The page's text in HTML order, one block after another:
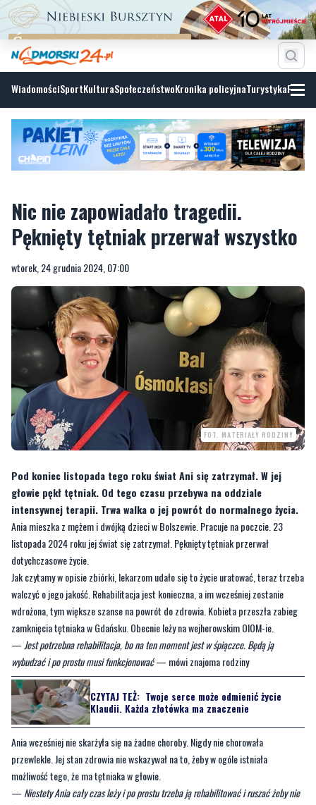
WiadomościSportKulturaSpołeczeństwoKronika policyjnaTurystyka
Nic nie zapowiadało tragedii.
wtorek, 24 grudnia 2024, 07:00
FOT. MATERIAŁY RODZINY
Pod koniec listopada tego roku świat Ani się zatrzymał. W jej
głowie pękł tętniak. Od tego czasu przebywa na oddziale
Ania mieszka z mężem i dwójką dzieci w Bolszewie. Pracuje na poczcie. 23
listopada 2024 roku jej świat się zatrzymał. Pęknięty tętniak przerwał
dotychczasowe życie.
Jak czytamy w opisie zbiórki, lekarzom udało się to życie uratować, teraz trzeba
walczyć o jego jakość. Rehabilitacja jest konieczna, a im wcześniej zostanie
wdrożona, tym większe szanse na powrót do zdrowia. Kobieta przeszła zabieg
zamknięcia tętniaka w Gdańsku. Obecnie leży na wejherowskim OIOM-ie.
—Jest potrzebna rehabilitacja, bo na ten moment jest w śpiączce. Będą ją
wybudzać i po prostu musi funkcjonować— mówi znajoma rodziny
CZYTAJ TEŻ:Twoje serce może odmienić życie
Klaudii. Każda złotówka ma znaczenie
Ania wcześniej nie skarżyła się na żadne choroby. Nigdy nie chorowała
przewlekle. Jej stan zdrowia nie wskazywał na to, żeby w ogóle istniała
możliwość tego, że ma tętniaka w głowie.
—Niestety Ania cały czas leży i po prostu trzeba ją rehabilitować i ruszać żeby nie
dostała odleżyn— dodaje kobieta
Zbiórkę na rehabilitację Ani wesprzeć można na stronie:
https://zrzutka.pl/v5vyxu